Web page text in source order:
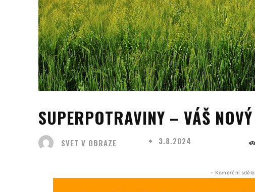
SUPERPOTRAVINY – VÁŠ
SVET V OBRAZE 3.8.2024
- Komerční